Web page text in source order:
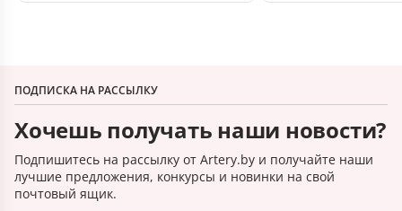
ПОДПИСКА НА РАССЫЛКУ
Хочешь получать наши новости?
Подпишитесь на рассылку от Artery.by и получайте наши
лучшие предложения, конкурсы и новинки на свой
почтовый ящик.